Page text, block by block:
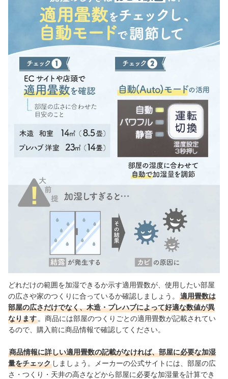
どれだけの範囲を加湿できるか示す適用畳数が、使用したい部屋
の広さや家のつくりに合っているか確認しましょう。
適用畳数は
部屋の広さだけでなく、木造・プレハブによって好適な数値が異
なります 。商品には部屋のつくりごとの適用畳数が記載されてい
るので、購入前に商品情報で確認してください。
商品情報に詳しい適用畳数の記載がなければ、部屋に必要な加湿
量をチェック しましょう。メーカーの公式サイトには、部屋の広
さ・つくり・天井の高さなどから部屋に必要な加湿量を計算でき